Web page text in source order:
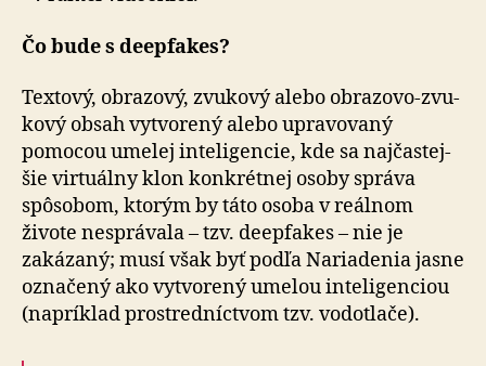
Čo bude s deepfakes?
Textový, obrazový, zvukový alebo obrazovo-zvu­
ko­vý obsah vytvo­re­ný alebo upra­vo­va­ný
pomocou umelej inteligencie, kde sa naj­častej­
šie virtuálny klon konkrétnej osoby správa
spôsobom, ktorým by táto osoba v reálnom
živote nesprávala – tzv. deepfakes – nie je
zakázaný; musí však byť podľa Nariadenia jasne
označený ako vytvorený umelou inteligenciou
(napríklad prostred­níc­tvom tzv. vodo­tlače).